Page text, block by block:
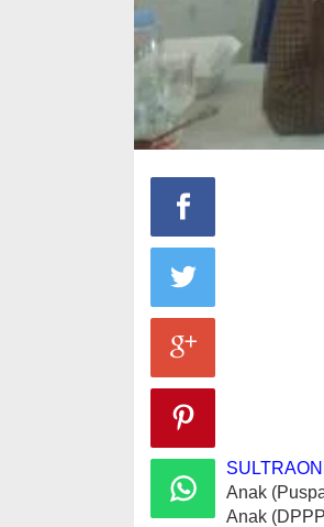
Anak
Anak